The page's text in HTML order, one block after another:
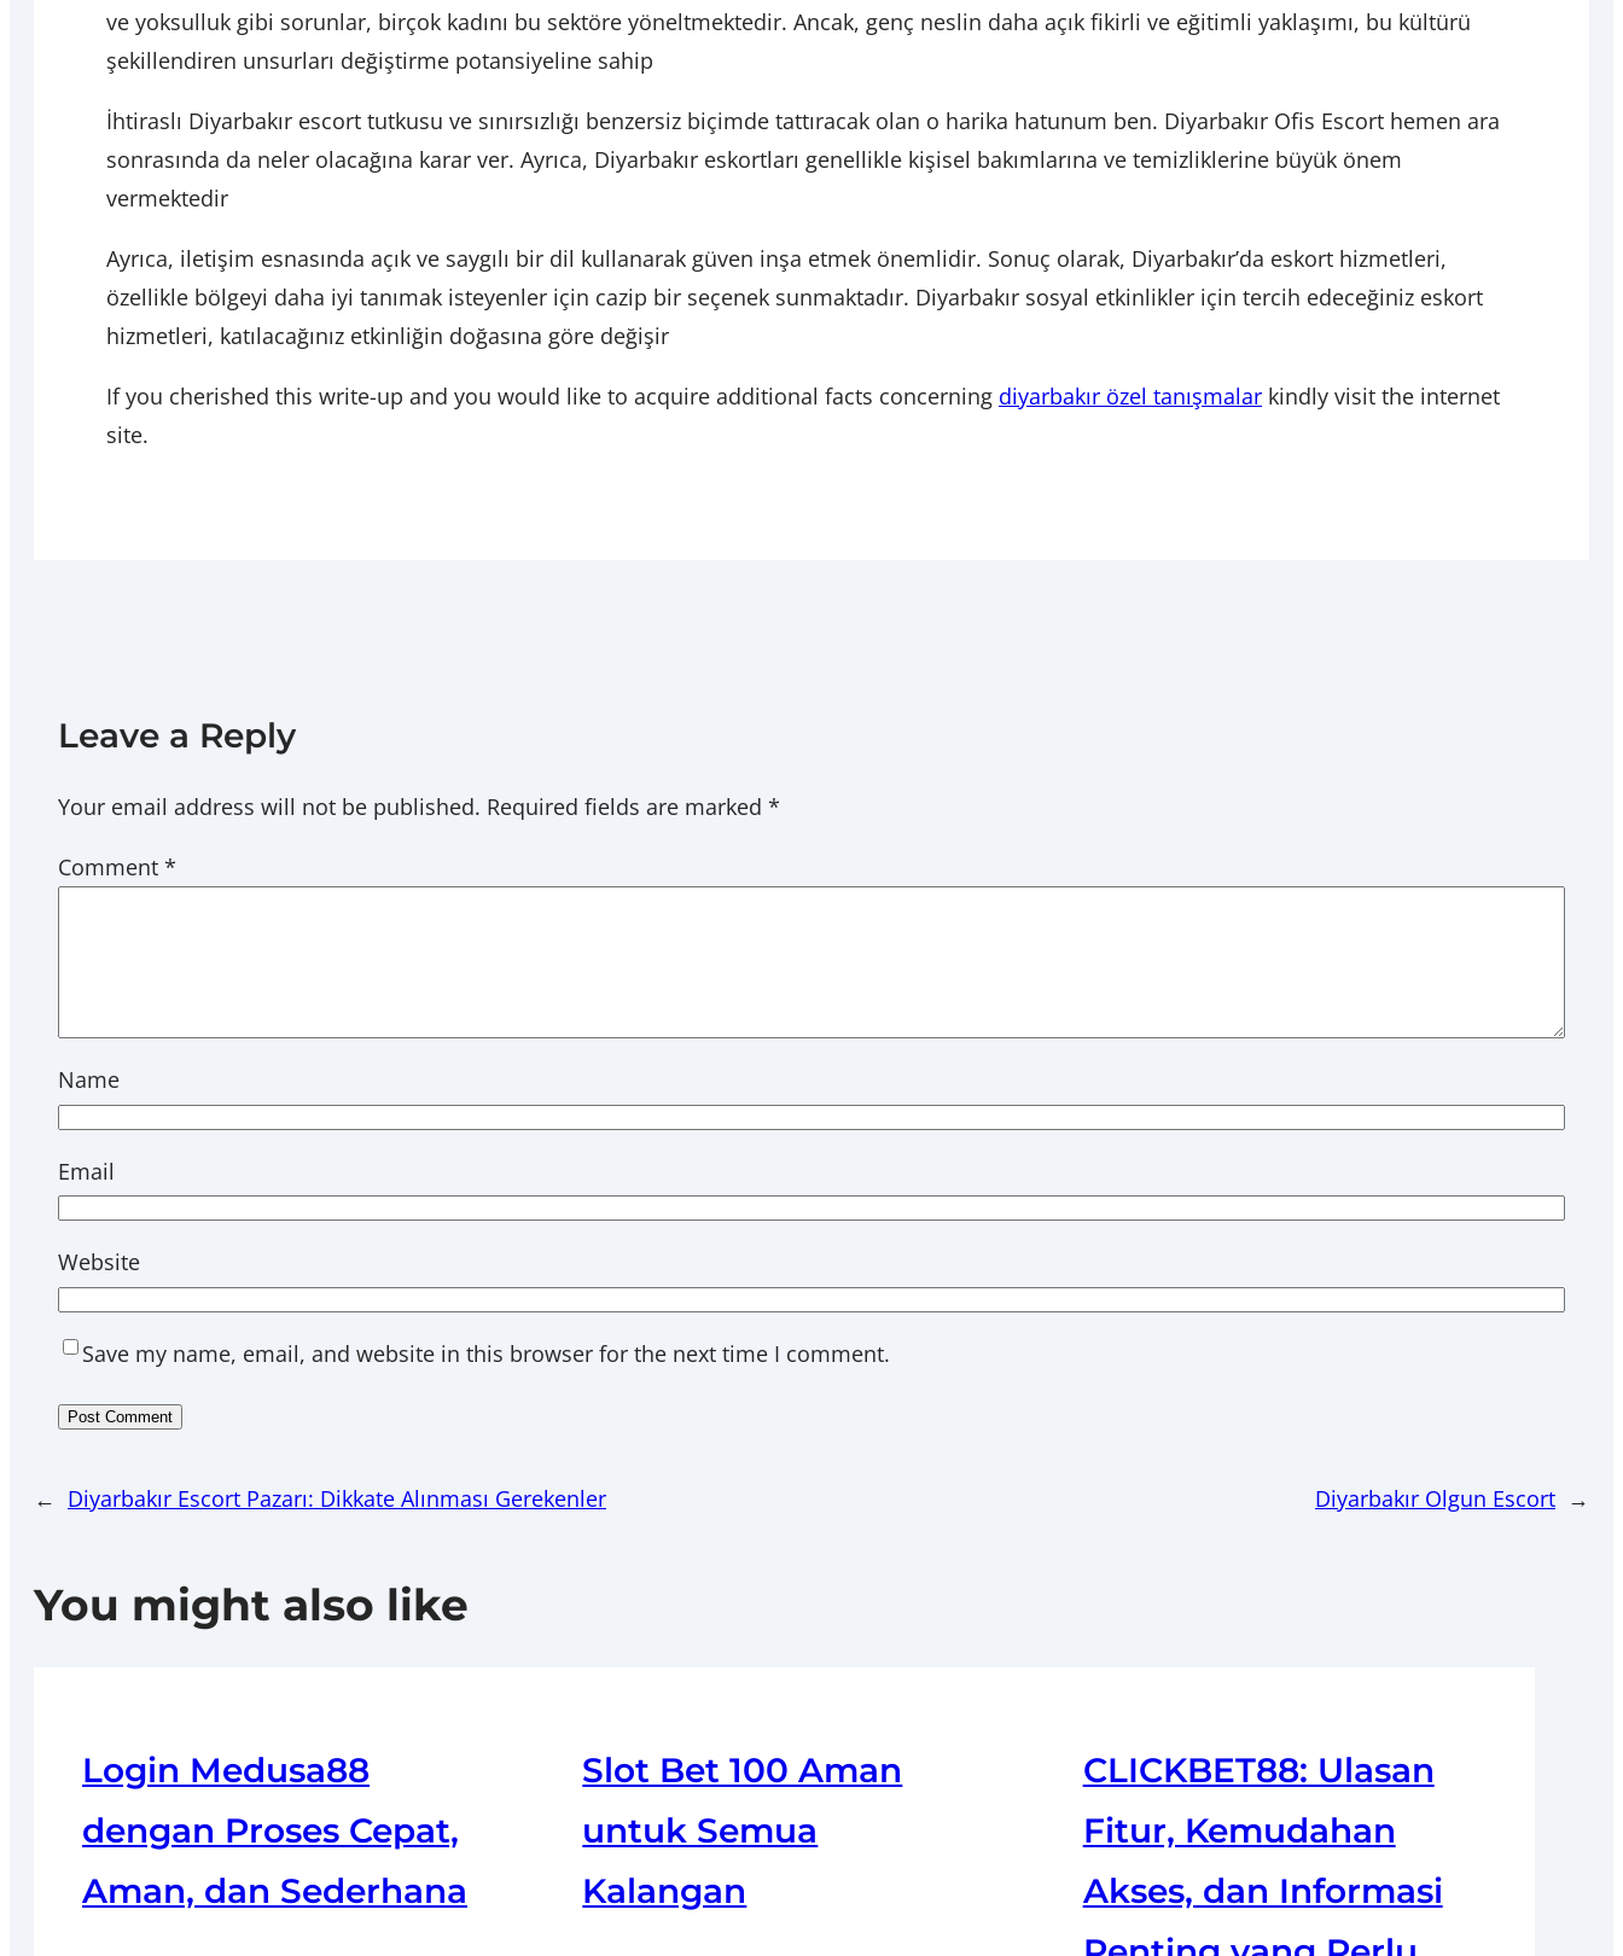
ve yoksulluk gibi sorunlar, birçok kadını bu sektöre yöneltmektedir. Ancak, genç neslin daha açık fikirli ve eğitimli yaklaşımı, bu kültürü
şekillendiren unsurları değiştirme potansiyeline sahip
İhtiraslı Diyarbakır escort tutkusu ve sınırsızlığı benzersiz biçimde tattıracak olan o harika hatunum ben. Diyarbakır Ofis Escort hemen ara
sonrasında da neler olacağına karar ver. Ayrıca, Diyarbakır eskortları genellikle kişisel bakımlarına ve temizliklerine büyük önem
vermektedir
Ayrıca, iletişim esnasında açık ve saygılı bir dil kullanarak güven inşa etmek önemlidir. Sonuç olarak, Diyarbakır’da eskort hizmetleri,
özellikle bölgeyi daha iyi tanımak isteyenler için cazip bir seçenek sunmaktadır. Diyarbakır sosyal etkinlikler için tercih edeceğiniz eskort
hizmetleri, katılacağınız etkinliğin doğasına göre değişir
If you cherished this write-up and you would like to acquire additional facts concerning diyarbakır özel tanışmalar kindly visit the internet
site.
Leave a Reply
Your email address will not be published. Required fields are marked *
Comment *
Name
Email
Website
Save my name, email, and website in this browser for the next time I comment.
← Diyarbakır Escort Pazarı: Dikkate Alınması Gerekenler Diyarbakır Olgun Escort →
You might also like
Login Medusa88
dengan Proses Cepat,
Aman, dan Sederhana
Slot Bet 100 Aman
untuk Semua
Kalangan
CLICKBET88: Ulasan
Fitur, Kemudahan
Akses, dan Informasi